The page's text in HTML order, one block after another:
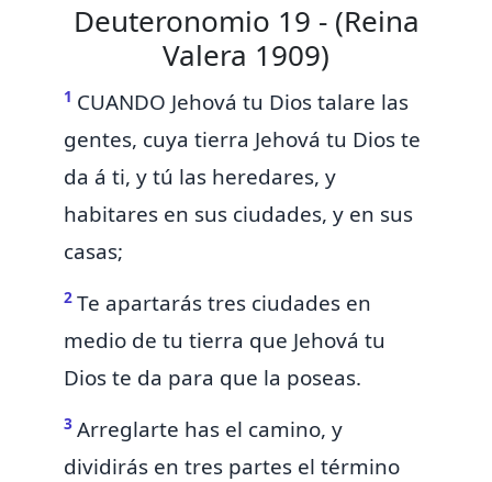
Deuteronomio 19 - (Reina
Valera 1909)
1 CUANDO Jehová tu Diostalare las
gentes, cuya tierra Jehová tu Dios te
da á ti, y tú las heredares, y
habitares en sus ciudades, y en sus
casas;
2 Te apartarás tres ciudades en
medio de tu tierra que Jehová tu
Dios te da para que la poseas.
3 Arreglarte has el camino, y
dividirás en tres partes el término